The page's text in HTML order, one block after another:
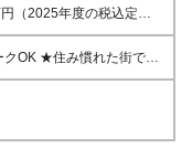
経験・異業種からの転職
（2025年度の税込定例
※個人業績による） ※初
入社後6ヵ月間は当初の
OK ★住み慣れた街で長
客さまとの長期的な信頼
国